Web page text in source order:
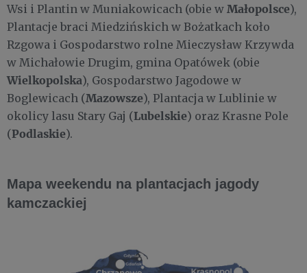
Wsi i Plantin w Muniakowicach (obie w Małopolsce),
Plantacje braci Miedzińskich w Bożatkach koło
Rzgowa i Gospodarstwo rolne Mieczysław Krzywda
w Michałowie Drugim, gmina Opatówek (obie
Wielkopolska), Gospodarstwo Jagodowe w
Boglewicach (Mazowsze), Plantacja w Lublinie w
okolicy lasu Stary Gaj (Lubelskie) oraz Krasne Pole
(Podlaskie).
Mapa weekendu na plantacjach jagody
kamczackiej